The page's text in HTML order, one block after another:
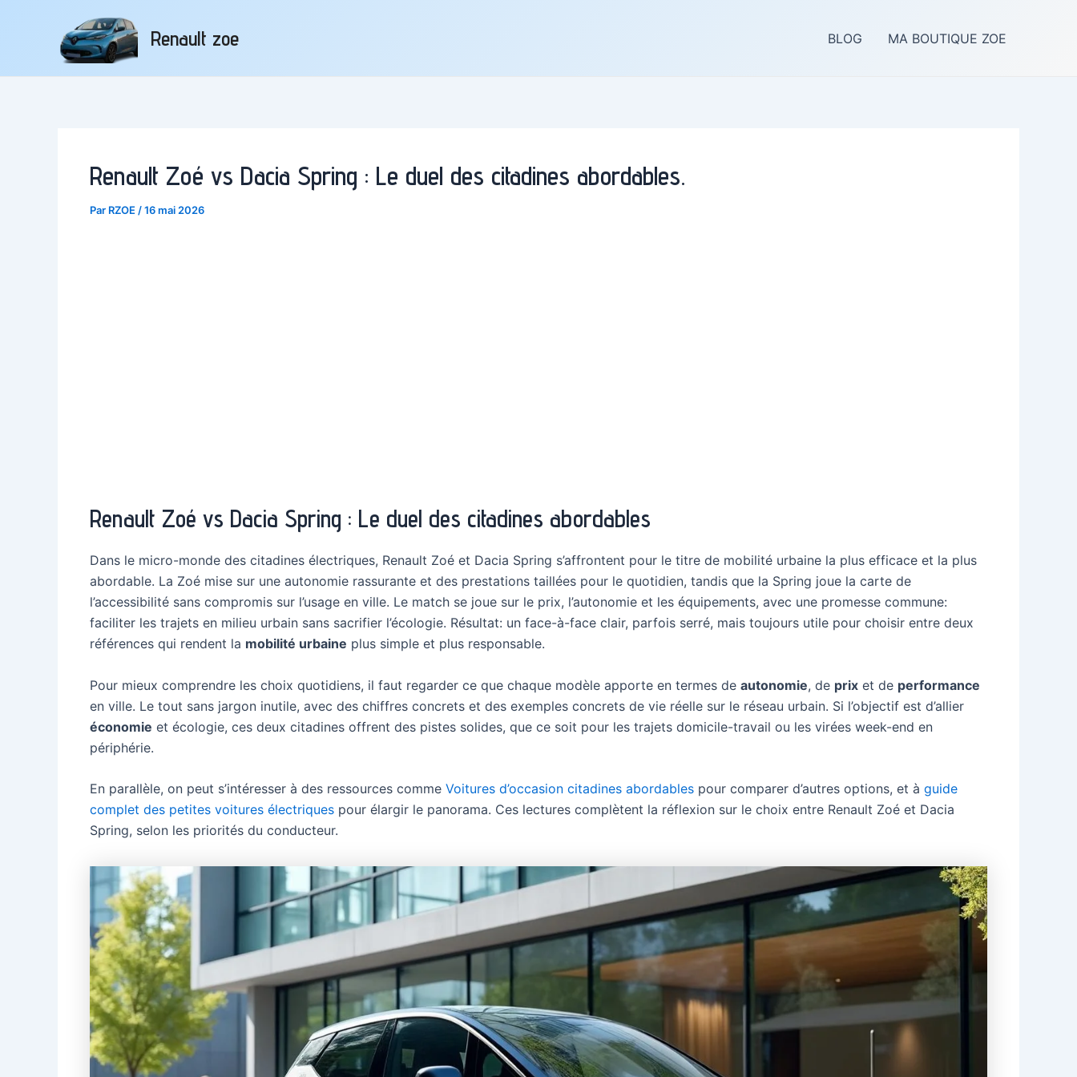
Renault zoe BLOG MA BOUTIQUE ZOE
Renault Zoé vs Dacia Spring : Le duel des citadines abordables.
Par RZOE /16 mai 2026
Renault Zoé vs Dacia Spring : Le duel des citadines abordables
Dans le micro-monde des citadines électriques, Renault Zoé et Dacia Spring s’affrontent pour le titre de mobilité urbaine la plus efficace et la plus
abordable. La Zoé mise sur une autonomie rassurante et des prestations taillées pour le quotidien, tandis que la Spring joue la carte de
l’accessibilité sans compromis sur l’usage en ville. Le match se joue sur le prix, l’autonomie et les équipements, avec une promesse commune:
faciliter les trajets en milieu urbain sans sacrifier l’écologie. Résultat: un face-à-face clair, parfois serré, mais toujours utile pour choisir entre deux
références qui rendent la mobilité urbaine plus simple et plus responsable.
Pour mieux comprendre les choix quotidiens, il faut regarder ce que chaque modèle apporte en termes de autonomie, de prix et de performance
en ville. Le tout sans jargon inutile, avec des chiffres concrets et des exemples concrets de vie réelle sur le réseau urbain. Si l’objectif est d’allier
économie et écologie, ces deux citadines offrent des pistes solides, que ce soit pour les trajets domicile-travail ou les virées week-end en
périphérie.
En parallèle, on peut s’intéresser à des ressources comme Voitures d’occasion citadines abordables pour comparer d’autres options, et à guide
complet des petites voitures électriques pour élargir le panorama. Ces lectures complètent la réflexion sur le choix entre Renault Zoé et Dacia
Spring, selon les priorités du conducteur.